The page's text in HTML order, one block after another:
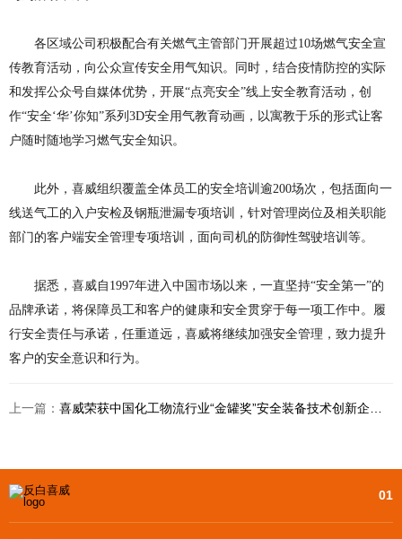
各区域公司积极配合有关燃气主管部门开展超过10场燃气安全宣
传教育活动，向公众宣传安全用气知识。同时，结合疫情防控的实际
和发挥公众号自媒体优势，开展“点亮安全”线上安全教育活动，创
作“安全‘华’你知”系列3D安全用气教育动画，以寓教于乐的形式让客
户随时随地学习燃气安全知识。
此外，喜威组织覆盖全体员工的安全培训逾200场次，包括面向一
线送气工的入户安检及钢瓶泄漏专项培训，针对管理岗位及相关职能
部门的客户端安全管理专项培训，面向司机的防御性驾驶培训等。
据悉，喜威自 1997年进入中国市场以来，一直坚持“安全第一”的
品牌承诺，将保障员工和客户的健康和安全贯穿于每一项工作中。履
行安全责任与承诺，任重道远，喜威将继续加强安全管理，致力提升
客户的安全意识和行为。
上一篇： 喜威荣获中国化工物流行业“金罐奖”安全装备技术创新企业奖
01